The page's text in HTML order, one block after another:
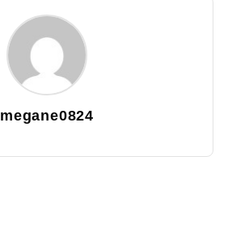
megane0824